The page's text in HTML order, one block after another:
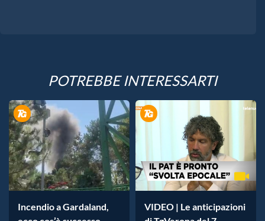
POTREBBE INTERESSARTI
Incendio a Gardaland,
VIDEO | Le anticipazioni